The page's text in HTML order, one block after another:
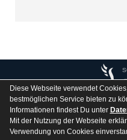
Besucherstatistik
Diese Webseite verwendet
bestmöglichen Service bieten zu
Informationen findest Du unter
Mit der Nutzung der Webseite
Verwendung von Cookies